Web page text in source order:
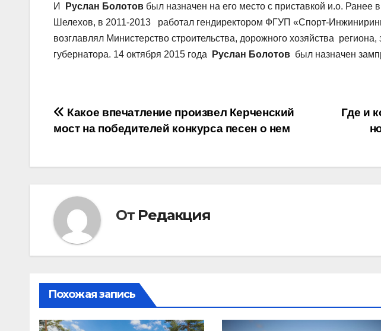
И Руслан Болотов был назначен на его место с приставкой и.о.
Шелехов, в 2011-2013 работал гендиректором ФГУП «Спорт-
возглавлял Министерство строительства, дорожного хозяйства
губернатора. 14 октября 2015 года
Руслан Болотов был назначен
Навигация
записям
Где и
Какое впечатление произвел Керченский
мост на победителей конкурса песен о нем
От Редакция
Похожая запись